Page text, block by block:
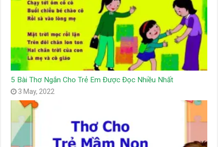
5 Bài Thơ Ngắn Cho Trẻ Em Được Đọc Nhiều Nhất
3 May, 2022